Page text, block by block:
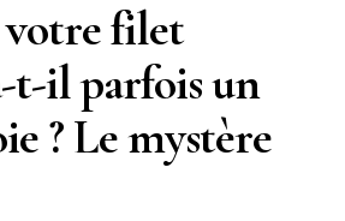
filet
t-il parfois un
? Le mystère